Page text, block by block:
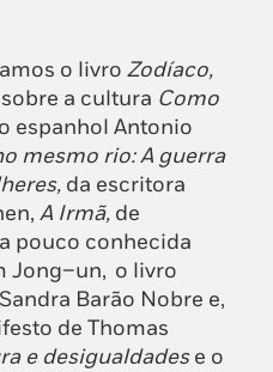
o livro Zodíaco,
a cultura Como
espanhol Antonio
mesmo rio: A guerra
da escritora
A Irmã, de
pouco conhecida
Jong–un, o livro
Barão Nobre e,
de Thomas
e desigualdadese o